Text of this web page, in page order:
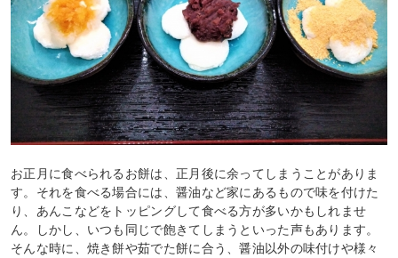
お正月に食べられるお餅は、正月後に余ってしまうことがありま
す。それを食べる場合には、醤油など家にあるもので味を付けた
り、あんこなどをトッピングして食べる方が多いかもしれませ
ん。しかし、いつも同じで飽きてしまうといった声もあります。
そんな時に、焼き餅や茹でた餅に合う、醤油以外の味付けや様々